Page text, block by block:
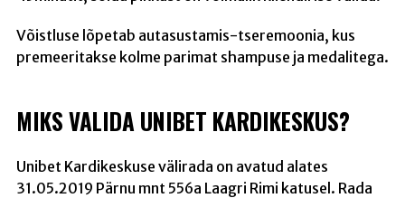
Võistluse lõpetab autasustamis-tseremoonia, kus
premeeritakse kolme parimat shampuse ja medalitega.
MIKS VALIDA UNIBET KARDIKESKUS?
Unibet Kardikeskuse välirada on avatud alates
31.05.2019 Pärnu mnt 556a Laagri Rimi katusel. Rada